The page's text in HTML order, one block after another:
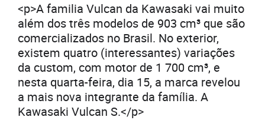
<p>A familia Vulcan da Kawasaki vai muito
além dos três modelos de 903 cm³ que são
comercializados no Brasil. No exterior,
existem quatro (interessantes) variações
da custom, com motor de 1 700 cm³, e
nesta quarta-feira, dia 15, a marca revelou
a mais nova integrante da família. A
Kawasaki Vulcan S.</p>